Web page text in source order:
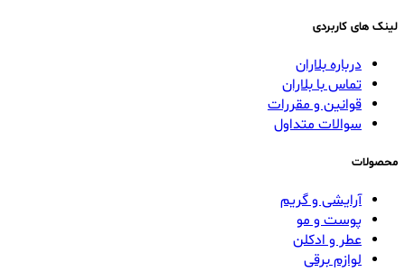
لینک های کاربردی
درباره بلاران
تماس با بلاران
قوانین و مقررات
سوالات متداول
محصولات
آرایشی و گریم
پوست و مو
عطر و ادکلن
لوازم برقی